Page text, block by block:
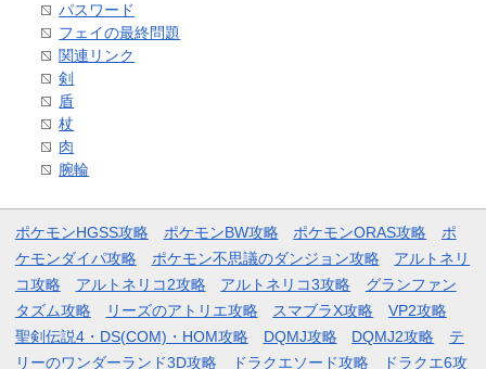
パスワード
フェイの最終問題
関連リンク
剣
盾
杖
肉
腕輪
ポケモンHGSS攻略 ポケモンBW攻略 ポケモンORAS攻略
ポ
ケモンダイパ攻略
ポケモン不思議のダンジョン攻略
アルトネリ
コ攻略
アルトネリコ2攻略 アルトネリコ3攻略
グランファン
タズム攻略
リーズのアトリエ攻略 スマブラX攻略
VP2攻略
聖剣伝説4・DS(COM)・HOM攻略
DQMJ攻略 DQMJ2攻略
テ
リーのワンダーランド3D攻略
ドラクエソード攻略 ドラクエ6攻